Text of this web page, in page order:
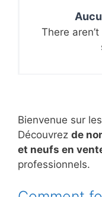
There
Bienvenue sur
Découvrez de
et neufs en
professionnels.